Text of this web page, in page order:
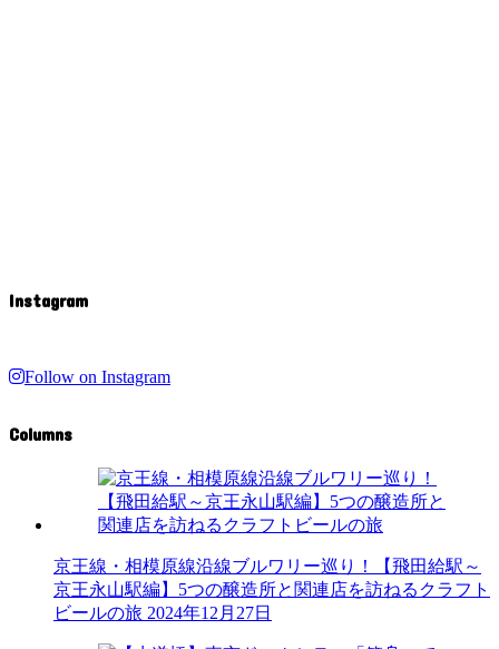
Instagram
Follow on Instagram
Columns
京王線・相模原線沿線ブルワリー巡り！【飛田給駅～
京王永山駅編】5つの醸造所と関連店を訪ねるクラフト
ビールの旅 2024年12月27日